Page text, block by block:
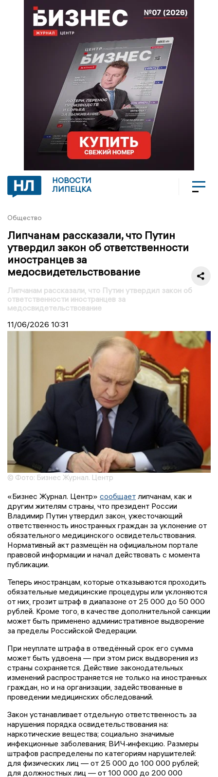
НОВОСТИ
ЛИПЕЦКА
Общество
Липчанам рассказали, что Путин
утвердил закон об ответственности
иностранцев за
медосвидетельствование
Липчанам рассказали, что Путин утвердил закон об
ответственности иностранцев за
медосвидетельствование
11/06/2026 10:31
© Фото: Бизнес Журнал. Центр
«Бизнес Журнал. Центр» сообщает липчанам, как и
другим жителям страны, что президент России
Владимир Путин утвердил закон, ужесточающий
ответственность иностранных граждан за уклонение от
обязательного медицинского освидетельствования.
Нормативный акт размещён на официальном портале
правовой информации и начал действовать с момента
публикации.
Теперь иностранцам, которые отказываются проходить
обязательные медицинские процедуры или уклоняются
от них, грозит штраф в диапазоне от 25 000 до 50 000
рублей. Кроме того, в качестве дополнительной санкции
может быть применено административное выдворение
за пределы Российской Федерации.
При неуплате штрафа в отведённый срок его сумма
может быть удвоена — при этом риск выдворения из
страны сохраняется. Действие законодательных
изменений распространяется не только на иностранных
граждан, но и на организации, задействованные в
проведении медицинских обследований.
Закон устанавливает отдельную ответственность за
нарушения порядка освидетельствования на:
наркотические вещества; социально значимые
инфекционные заболевания; ВИЧ‑инфекцию. Размеры
штрафов распределены по категориям нарушителей:
для физических лиц — от 25 000 до 100 000 рублей;
для должностных лиц — от 100 000 до 200 000